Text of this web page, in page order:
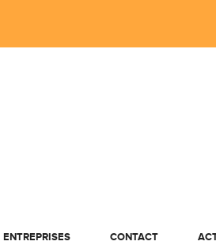
ENTREPRISES CONTACT